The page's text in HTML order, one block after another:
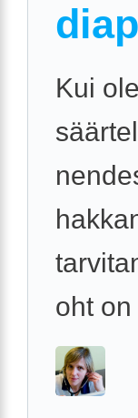
Kui
oht